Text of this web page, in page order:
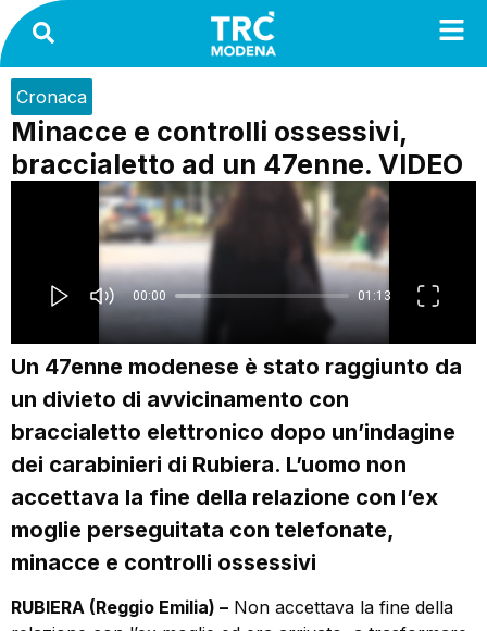
Cronaca
Minacce e controlli ossessivi,
braccialetto ad un 47enne. VIDEO
Un 47enne modenese è stato raggiunto da
un divieto di avvicinamento con
braccialetto elettronico dopo un’indagine
dei carabinieri di Rubiera. L’uomo non
accettava la fine della relazione con l’ex
moglie perseguitata con telefonate,
minacce e controlli ossessivi
RUBIERA (Reggio Emilia) – Non accettava la fine della